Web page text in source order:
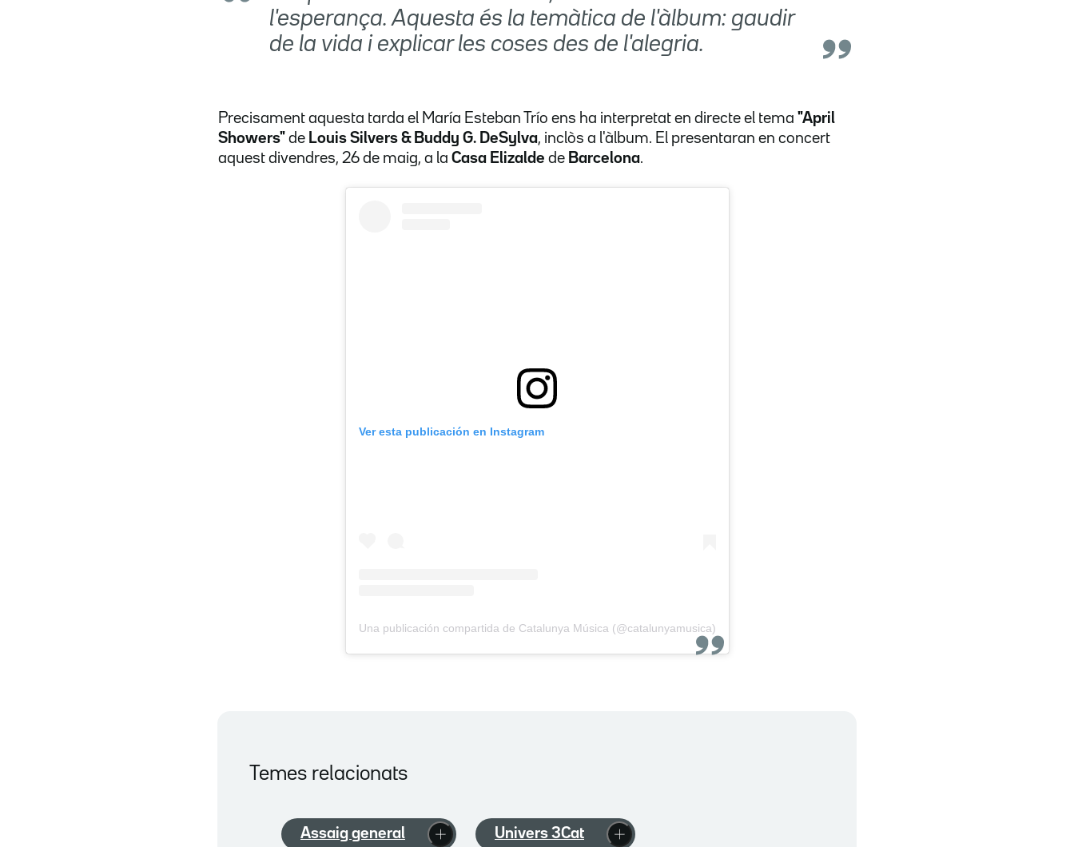
l'esperança. Aquesta és la temàtica de l'àlbum: gaudir
de la vida i explicar les coses des de l'alegria.
Precisament aquesta tarda el María Esteban Trío ens ha interpretat en directe el tema "April
Showers" de Louis Silvers & Buddy G. DeSylva, inclòs a l'àlbum. El presentaran en concert
aquest divendres, 26 de maig, a la Casa Elizalde de Barcelona.
Ver esta publicación en Instagram
Una publicación compartida de Catalunya Música (@catalunyamusica)
Temes relacionats
Assaig general Univers 3Cat